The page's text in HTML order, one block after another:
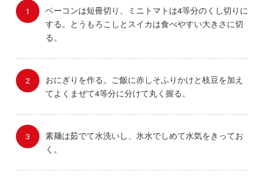
ベーコンは短冊切り、ミニトマトは4等分のくし切りに
する。とうもろこしとスイカは食べやすい大きさに切
る。
おにぎりを作る。ご飯に赤しそふりかけと枝豆を加え
てよくまぜて4等分に分けて丸く握る。
素麺は茹でて水洗いし、氷水でしめて水気をきってお
く。